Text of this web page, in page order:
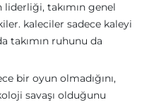
takımın genel
kaleciler sadece kaleyi
takımın ruhunu da
bir oyun olmadığını,
savaşı olduğunu